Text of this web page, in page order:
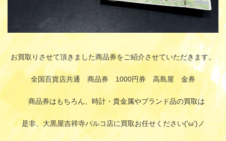
お買取りさせて頂きました商品券をご紹介させていただきます。
全国百貨店共通 商品券 1000円券 高島屋 金券
商品券はもちろん、時計・貴金属やブランド品の買取は
是非、大黒屋吉祥寺パルコ店に買取お任せください('ω')ノ